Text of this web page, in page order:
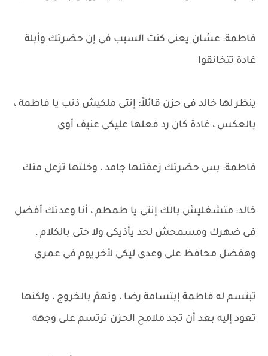
فاطمة: عشان يعنى كنت السبب فى إن حضرتك وأبلة
غادة تتخانقوا
ينظر لها خالد فى حزن قائلاً: إنتى ملكيش ذنب يا فاطمة ،
بالعكس ، غادة كان رد فعلها عليكى عنيف أوى
فاطمة: بس حضرتك زعقتلها جامد ، وخلتها تزعل منك
خالد: متشغليش بالك إنتى يا طمطم ، أنا وعدتك أفضل
فى ضهرك ومسمحش لحد يأذيكى ولا حتى بالكلام ،
وهفضل محافظ على وعدى ليكى لأخر يوم فى عمرى
تبتسم له فاطمة إبتسامة رضا ، وتهمّ بالخروج ، ولكنها
تعود إليه بعد أن تجد ملامح الحزن ترتسم على وجهه